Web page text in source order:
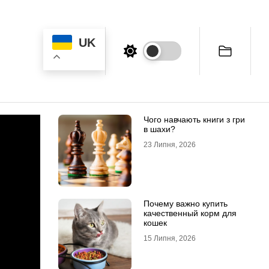
UK
Чого навчають книги з гри
в шахи?
23 Липня, 2026
Почему важно купить
качественный корм для
кошек
15 Липня, 2026